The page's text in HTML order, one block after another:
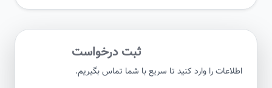
ثبت درخواست
اطلاعات را وارد کنید تا سریع با شما تماس بگیریم.